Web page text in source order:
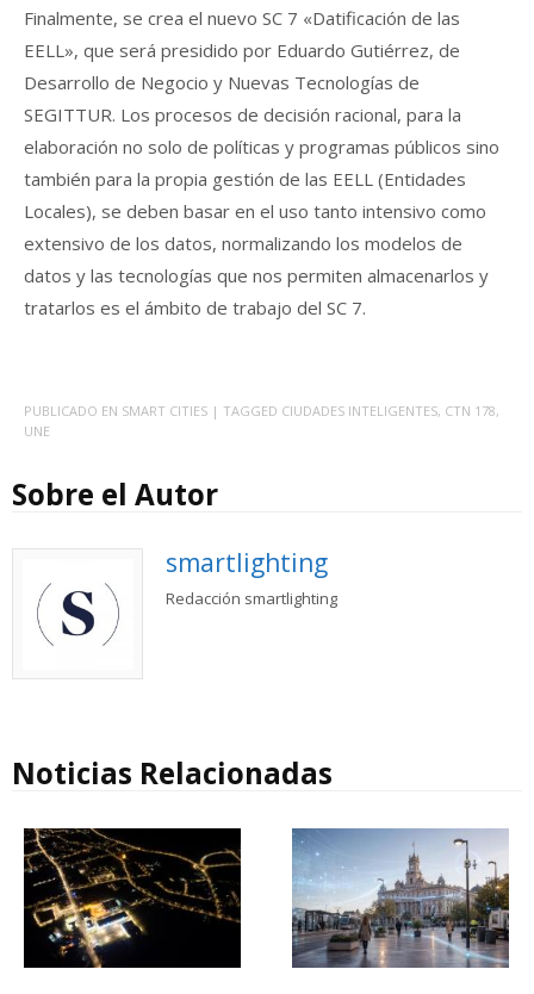
Finalmente, se crea el nuevo SC 7 «Datificación de las
EELL», que será presidido por Eduardo Gutiérrez, de
Desarrollo de Negocio y Nuevas Tecnologías de
SEGITTUR. Los procesos de decisión racional, para la
elaboración no solo de políticas y programas públicos sino
también para la propia gestión de las EELL (Entidades
Locales), se deben basar en el uso tanto intensivo como
extensivo de los datos, normalizando los modelos de
datos y las tecnologías que nos permiten almacenarlos y
tratarlos es el ámbito de trabajo del SC 7.
PUBLICADO EN SMART CITIES | TAGGED CIUDADES INTELIGENTES, CTN 178,
UNE
Sobre el Autor
smartlighting
Redacción smartlighting
Noticias Relacionadas